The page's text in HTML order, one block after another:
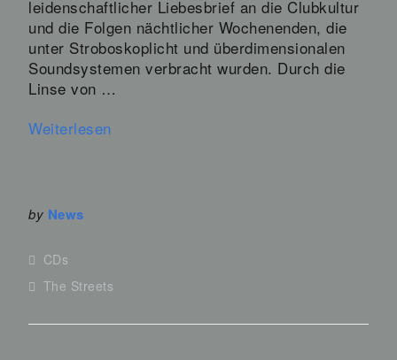
leidenschaftlicher Liebesbrief an die Clubkultur
und die Folgen nächtlicher Wochenenden, die
unter Stroboskoplicht und überdimensionalen
Soundsystemen verbracht wurden. Durch die
Linse von …
Weiterlesen
by News
CDs
The Streets